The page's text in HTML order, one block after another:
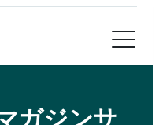
ガジンサ